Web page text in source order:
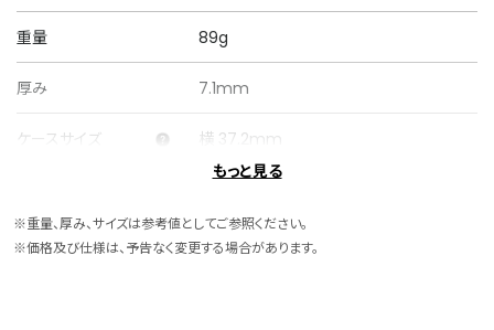
重量 89g
厚み 7.1mm
ケースサイズ 横 37.2mm
バンド素材・タイプ
ステンレス
もっと見る
※重量、厚み、サイズは参考値としてご参照ください。
※価格及び仕様は、予告なく変更する場合があります。